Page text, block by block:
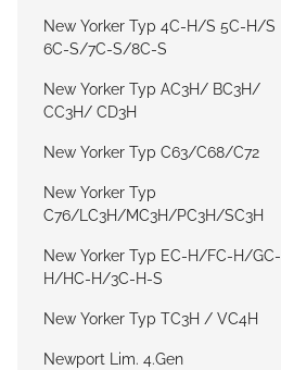
New Yorker Typ 4C-H/S 5C-H/S
6C-S/7C-S/8C-S
New Yorker Typ AC3H/ BC3H/
CC3H/ CD3H
New Yorker Typ C63/C68/C72
New Yorker Typ
C76/LC3H/MC3H/PC3H/SC3H
New Yorker Typ EC-H/FC-H/GC-
H/HC-H/3C-H-S
New Yorker Typ TC3H / VC4H
Newport Lim. 4.Gen